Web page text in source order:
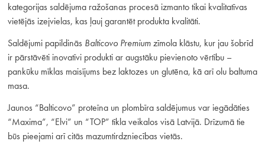
kategorijas saldējuma ražošanas procesā izmanto tikai kvalitatīvas
vietējās izejvielas, kas ļauj garantēt produkta kvalitāti.
Saldējumi papildinās Balticovo Premiumzīmola klāstu, kur jau šobrīd
ir pārstāvēti inovatīvi produkti ar augstāku pievienoto vērtību –
pankūku mīklas maisījums bez laktozes un glutēna, kā arī olu baltuma
masa.
Jaunos “Balticovo” proteīna un plombīra saldējumus var iegādāties
“Maxima”, “Elvi” un “TOP” tīkla veikalos visā Latvijā. Drīzumā tie
būs pieejami arī citās mazumtirdzniecības vietās.